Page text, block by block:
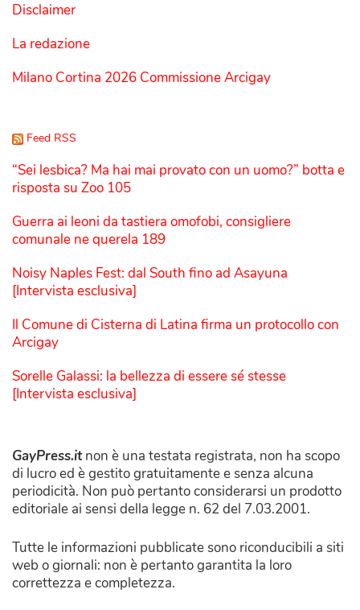
Disclaimer
La redazione
Milano Cortina 2026 Commissione Arcigay
Feed RSS
“Sei lesbica? Ma hai mai provato con un uomo?” botta e
risposta su Zoo 105
Guerra ai leoni da tastiera omofobi, consigliere
comunale ne querela 189
Noisy Naples Fest: dal South fino ad Asayuna
[Intervista esclusiva]
Il Comune di Cisterna di Latina firma un protocollo con
Arcigay
Sorelle Galassi: la bellezza di essere sé stesse
[Intervista esclusiva]
GayPress.itnon è una testata registrata, non ha scopo
di lucro ed è gestito gratuitamente e senza alcuna
periodicità. Non può pertanto considerarsi un prodotto
editoriale ai sensi della legge n. 62 del 7.03.2001.
Tutte le informazioni pubblicate sono riconducibili a siti
web o giornali: non è pertanto garantita la loro
correttezza e completezza.